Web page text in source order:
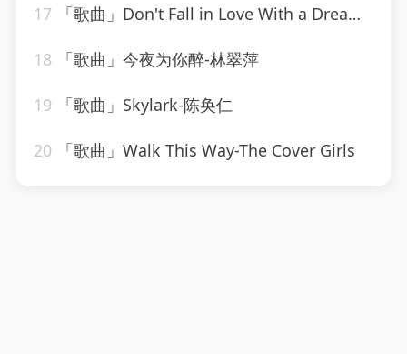
17 「歌曲」Don't Fall in Love With a Dreamer-Countdown Chartbusters
18 「歌曲」今夜为你醉-林翠萍
19 「歌曲」Skylark-陈奂仁
20 「歌曲」Walk This Way-The Cover Girls